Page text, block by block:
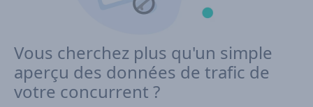
Vous cherchez plus qu'un simple
aperçu des données de trafic de
votre concurrent ?